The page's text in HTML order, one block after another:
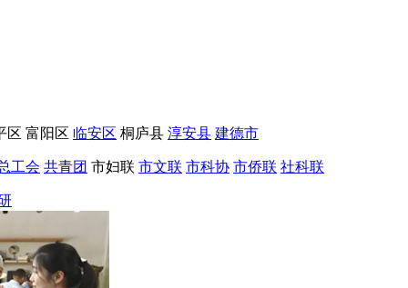
区 富阳区 临安区 桐庐县 淳安县 建德市
工会 共青团 市妇联 市文联 市科协 市侨联 社科联